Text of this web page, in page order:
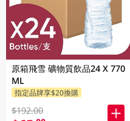
原箱飛雪 礦物質飲品24 X 770
ML
指定品牌享$20換購
$192.00